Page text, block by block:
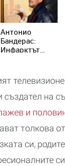
Антонио
Бандерас:
Инфарктът
което ми се е
случвало
създател на
и
толкова
си,